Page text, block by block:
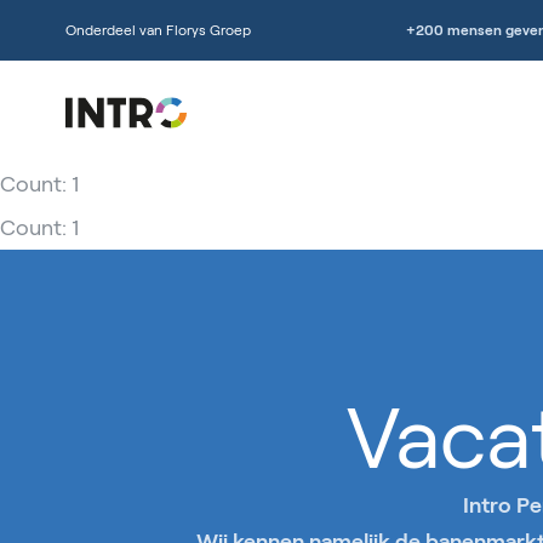
Count: 1
Count: 1
Onderdeel van Florys Groep +200 mensen
Intro